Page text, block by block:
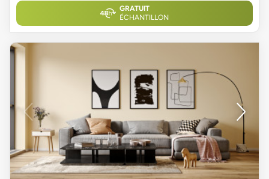
GRATUIT
ÉCHANTILLON